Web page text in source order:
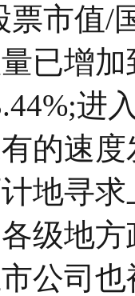
市值/
已增
进
的速
地寻
级地
公司